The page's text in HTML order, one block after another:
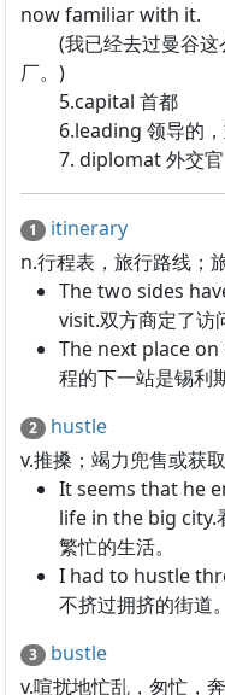
now familiar with it.
(我已经去过曼谷这
厂。)
5.capital 首都
6.leading 领导的，
7. diplomat 外交官
1
itinerary
n.行程表，旅行路线；
The two sides
visit.双方商定了访
The next place
程的下一站是锡利
2
hustle
v.推搡；竭力兜售或获
It seems that he
life in the big city.
繁忙的生活。
I had to hustle
不挤过拥挤的街道。
3
bustle
v.喧扰地忙乱，匆忙，